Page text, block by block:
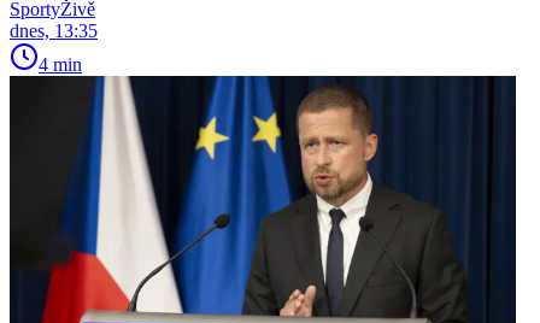
SportyŽivě
dnes, 13:35
4 min